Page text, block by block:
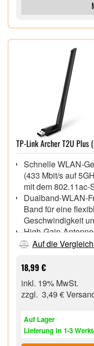
TP-Link Archer T2U Plus
Schnelle WLAN-
(433 Mbit/s auf
mit dem 802.11ac-
Dualband-WLAN-
Band für eine
Geschwindigkeit
High-Gain-
für besseren
Unterstützte
Windows 10/8.1/8/
Antenne abnehm-
Auf die
18,99 €
inkl. 19% MwSt.
zzgl. 3,49 €
Auf Lager
Lieferung in 1-3